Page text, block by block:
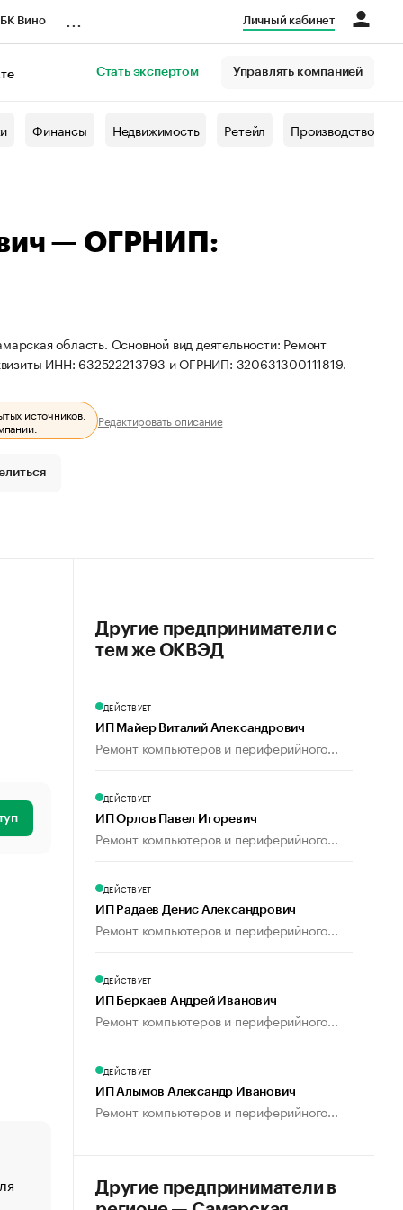
Вино Личный кабинет
Стать экспертом Управлять компанией
Финансы Недвижимость Ретейл Производство
— ОГРНИП:
область. Основной вид деятельности: Ремонт
ИНН: 632522213793 и ОГРНИП: 320631300111819.
источников.
Редактировать описание
«От спорта тело стареет иначе». Как живет глава
создавшей GTA
Другие предприниматели с
тем же ОКВЭД
ДЕЙСТВУЕТ
ИП Майер Виталий Александрович
Ремонт компьютеров и периферийного...
ДЕЙСТВУЕТ
ИП Орлов Павел Игоревич
Ремонт компьютеров и периферийного...
ДЕЙСТВУЕТ
ИП Радаев Денис Александрович
Ремонт компьютеров и периферийного...
ДЕЙСТВУЕТ
ИП Беркаев Андрей Иванович
Ремонт компьютеров и периферийного...
ДЕЙСТВУЕТ
ИП Алымов Александр Иванович
Ремонт компьютеров и периферийного...
Другие предприниматели в